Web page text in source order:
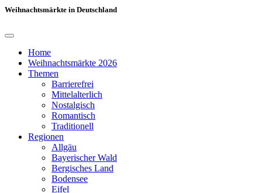
Weihnachtsmärkte in Deutschland
Home
Weihnachtsmärkte 2026
Themen
Barrierefrei
Mittelalterlich
Nostalgisch
Romantisch
Traditionell
Regionen
Allgäu
Bayerischer Wald
Bergisches Land
Bodensee
Eifel